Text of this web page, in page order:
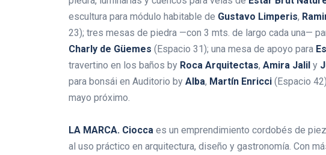
escultura para módulo habitable de Gustavo Limperis,
23); tres mesas de piedra —con 3 mts. de largo cada una—
Charly de Güemes (Espacio 31); una mesa de apoyo para
travertino en los baños by Roca Arquitectas, Amira Jalil y
para bonsái en Auditorio by Alba, Martín Enricci (Espacio
mayo próximo.
LA MARCA. Ciocca es un emprendimiento cordobés de
al uso práctico en arquitectura, diseño y gastronomía. Con